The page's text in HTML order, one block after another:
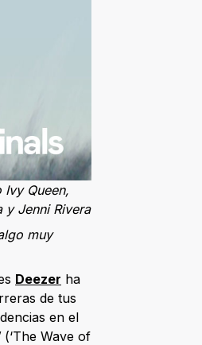
Queen,
y Jenni Rivera
muy
Deezer ha
de tus
en el
(‘The Wave of